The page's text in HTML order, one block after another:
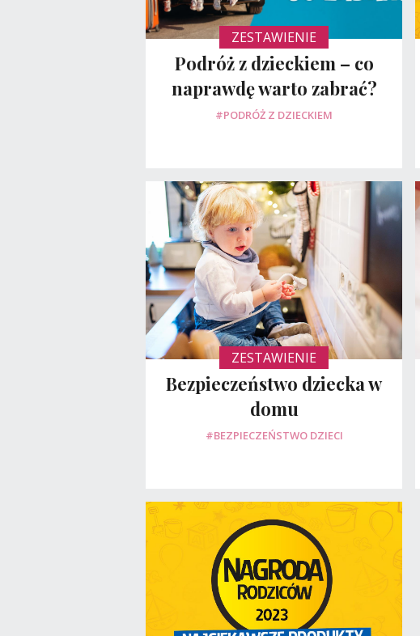
ZESTAWIENIE
Podróż z dzieckiem – co
naprawdę warto zabrać?
#PODRÓŻ Z DZIECKIEM
ZESTAWIENIE
Bezpieczeństwo dziecka w
domu
#BEZPIECZEŃSTWO DZIECI